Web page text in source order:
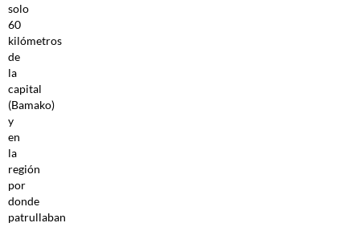
solo
60
kilómetros
de
la
capital
(Bamako)
y
en
la
región
por
donde
patrullaban